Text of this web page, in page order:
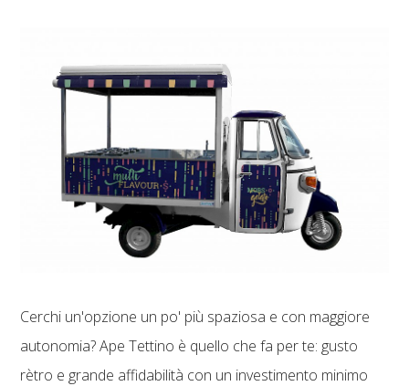
Cerchi un'opzione un po' più spaziosa e con maggiore
autonomia? Ape Tettino è quello che fa per te: gusto
rètro e grande affidabilità con un investimento minimo